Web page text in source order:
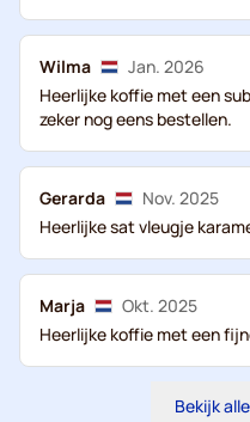
Wilma
Jan. 2026
Heerlijke koffie met een
zeker nog eens bestellen.
Gerarda
Nov. 2025
Heerlijke sat vleugje
Marja
Okt. 2025
Heerlijke koffie met een
Bekijk